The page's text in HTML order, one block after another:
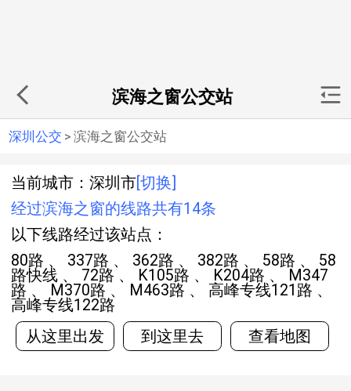
滨海之窗公交站
深圳公交 > 滨海之窗公交站
当前城市：深圳市 [切换]
经过滨海之窗的线路共有14条
以下线路经过该站点：
80路 、 337路 、 362路 、 382路 、 58路 、 58
路快线 、 72路 、 K105路 、 K204路 、 M347
路 、 M370路 、 M463路 、 高峰专线121路 、
高峰专线122路
从这里出发
到这里去 查看地图